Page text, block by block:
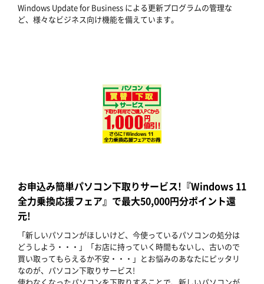
Windows Update for Business による更新プログラムの管理な
ど、様々なビジネス向け機能を備えています。
お申込み簡単パソコン下取りサービス!『Windows 11
全力乗換応援フェア』で最大50,000円分ポイント還
元!
「新しいパソコンがほしいけど、今使っているパソコンの処分は
どうしよう・・・」「お店に持っていく時間もないし、古いので
買い取ってもらえるか不安・・・」とお悩みのあなたにピッタリ
なのが、パソコン下取りサービス!